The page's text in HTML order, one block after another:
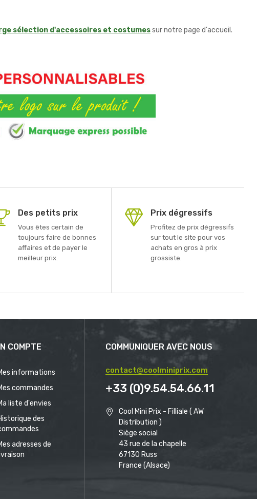
sélection d'accessoires et costumessur notre page d'accueil.
Des petits prix
Vous êtes certain de
toujours faire de bonnes
affaires et de payer le
meilleur prix.
Prix dégressifs
Profitez de prix dégressifs
sur tout le site pour vos
achats en gros à prix
grossiste.
COMMUNIQUER AVEC NOUS
contact@coolminiprix.com
+33 (0)9.54.54.66.11
Cool Mini Prix - Filliale ( AW
Distribution )
Siège social
43 rue de la chapelle
67130 Russ
France (Alsace)
COMPTE
informations
commandes
liste d'envies
des
adresses de